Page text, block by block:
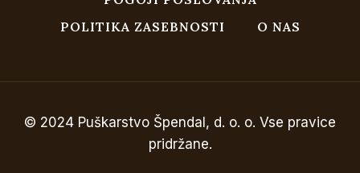
POLITIKA ZASEBNOSTI
O NAS
© 2024 Puškarstvo Špendal, d. o. o. Vse pravice
pridržane.